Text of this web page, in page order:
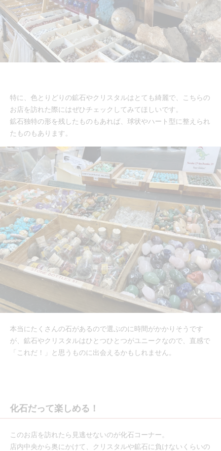
特に、色とりどりの鉱石やクリスタルはとても綺麗で、こちらの
お店を訪れた際にはぜひチェックしてみてほしいです。
鉱石独特の形を残したものもあれば、球状やハート型に整えられ
たものもあります。
本当にたくさんの石があるので選ぶのに時間がかかりそうです
が、鉱石やクリスタルはひとつひとつがユニークなので、直感で
「これだ！」と思うものに出会えるかもしれません。
化石だって楽しめる！
このお店を訪れたら見逃せないのが化石コーナー。
店内中央から奥にかけて、クリスタルや鉱石に負けないくらいの